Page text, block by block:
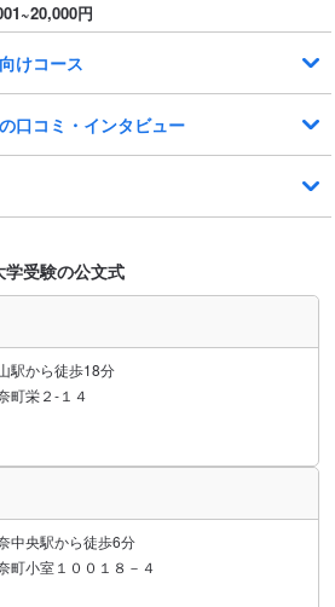
円
けコース
口コミ・インタビュー
受験の公文式
駅から徒歩18分
町栄２‐１４
中央駅から徒歩6分
町小室１００１８－４